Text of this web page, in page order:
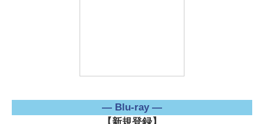
― Blu-ray ―